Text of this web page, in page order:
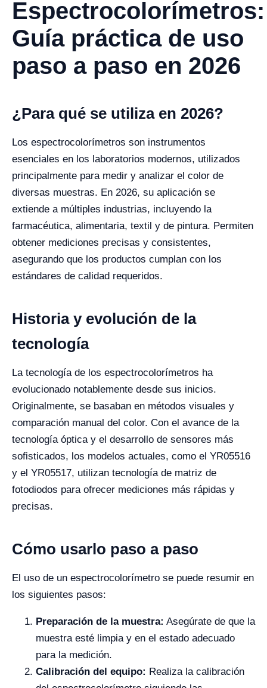
Espectrocolorímetros:
Guía práctica de uso
paso a paso en 2026
¿Para qué se utiliza en 2026?
Los espectrocolorímetros son instrumentos
esenciales en los laboratorios modernos, utilizados
principalmente para medir y analizar el color de
diversas muestras. En 2026, su aplicación se
extiende a múltiples industrias, incluyendo la
farmacéutica, alimentaria, textil y de pintura. Permiten
obtener mediciones precisas y consistentes,
asegurando que los productos cumplan con los
estándares de calidad requeridos.
Historia y evolución de la
tecnología
La tecnología de los espectrocolorímetros ha
evolucionado notablemente desde sus inicios.
Originalmente, se basaban en métodos visuales y
comparación manual del color. Con el avance de la
tecnología óptica y el desarrollo de sensores más
sofisticados, los modelos actuales, como el YR05516
y el YR05517, utilizan tecnología de matriz de
fotodiodos para ofrecer mediciones más rápidas y
precisas.
Cómo usarlo paso a paso
El uso de un espectrocolorímetro se puede resumir en
los siguientes pasos:
Preparación de la muestra: Asegúrate de que la
muestra esté limpia y en el estado adecuado
para la medición.
Calibración del equipo: Realiza la calibración